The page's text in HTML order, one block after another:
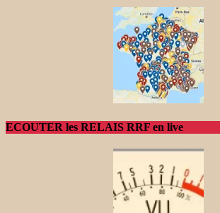
ECOUTER les RELAIS RRF en live